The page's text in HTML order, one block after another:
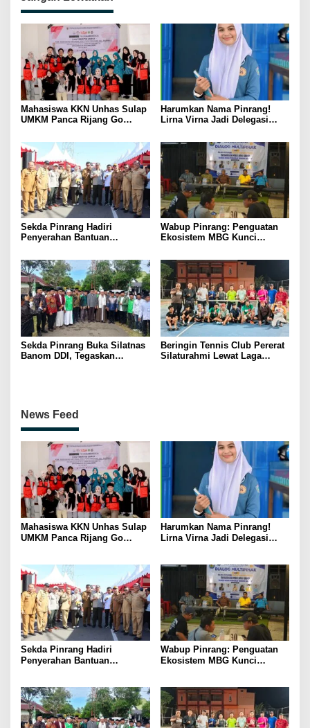
Mahasiswa KKN Unhas Sulap
UMKM Panca Rijang Go
Antusias Ikuti Pelatihan
Harumkan Nama Pinrang!
Lirna Virna Jadi Delegasi
Indonesia 2026
Sekda Pinrang Hadiri
Penyerahan Bantuan
Dukung Swasembada Pangan
Wabup Pinrang: Penguatan
Ekosistem MBG Kunci
Kerakyatan
Sekda Pinrang Buka Silatnas
Banom DDI, Tegaskan
Beringin Tennis Club Pererat
Silaturahmi Lewat Laga
News Feed
Mahasiswa KKN Unhas Sulap
UMKM Panca Rijang Go
Harumkan Nama Pinrang!
Lirna Virna Jadi Delegasi
Sekda Pinrang Hadiri
Penyerahan Bantuan
Wabup Pinrang: Penguatan
Ekosistem MBG Kunci